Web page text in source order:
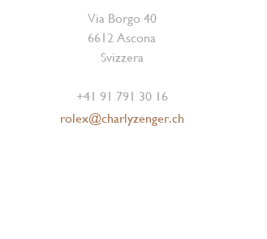
Via Borgo 40
6612 Ascona
Svizzera
+41 91 791 30 16
rolex@charlyzenger.ch